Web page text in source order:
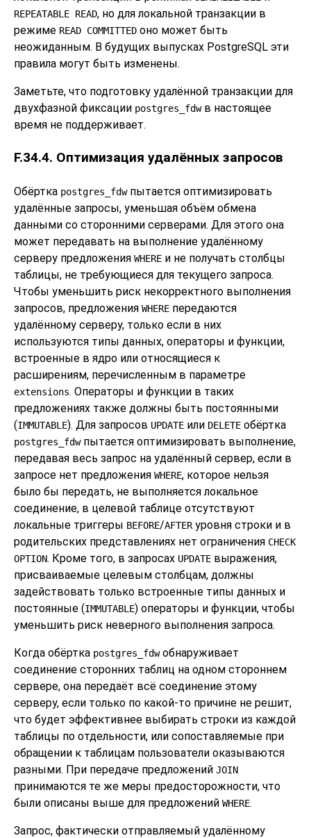
REPEATABLE READ, но для локальной транзакции в
режиме READ COMMITTED оно может быть
неожиданным. В будущих выпусках PostgreSQL эти
правила могут быть изменены.
Заметьте, что подготовку удалённой транзакции для
двухфазной фиксации postgres_fdwв настоящее
время не поддерживает.
F.34.4. Оптимизация удалённых запросов
Обёртка postgres_fdwпытается оптимизировать
удалённые запросы, уменьшая объём обмена
данными со сторонними серверами. Для этого она
может передавать на выполнение удалённому
серверу предложения WHERE и не получать столбцы
таблицы, не требующиеся для текущего запроса.
Чтобы уменьшить риск некорректного выполнения
запросов, предложения WHERE передаются
удалённому серверу, только если в них
используются типы данных, операторы и функции,
встроенные в ядро или относящиеся к
расширениям, перечисленным в параметре
extensions. Операторы и функции в таких
предложениях также должны быть постоянными
(IMMUTABLE). Для запросов UPDATE или DELETE обёртка
postgres_fdwпытается оптимизировать выполнение,
передавая весь запрос на удалённый сервер, если в
запросе нет предложения WHERE, которое нельзя
было бы передать, не выполняется локальное
соединение, в целевой таблице отсутствуют
локальные триггеры BEFORE/AFTERуровня строки и в
родительских представлениях нет ограничения CHECK
OPTION. Кроме того, в запросах UPDATE выражения,
присваиваемые целевым столбцам, должны
задействовать только встроенные типы данных и
постоянные (IMMUTABLE) операторы и функции, чтобы
уменьшить риск неверного выполнения запроса.
Когда обёртка postgres_fdwобнаруживает
соединение сторонних таблиц на одном стороннем
сервере, она передаёт всё соединение этому
серверу, если только по какой-то причине не решит,
что будет эффективнее выбирать строки из каждой
таблицы по отдельности, или сопоставляемые при
обращении к таблицам пользователи оказываются
разными. При передаче предложений JOIN
принимаются те же меры предосторожности, что
были описаны выше для предложений WHERE.
Запрос, фактически отправляемый удалённому